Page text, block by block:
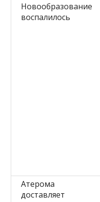
Новообразование
воспалилось
Атерома
доставляет